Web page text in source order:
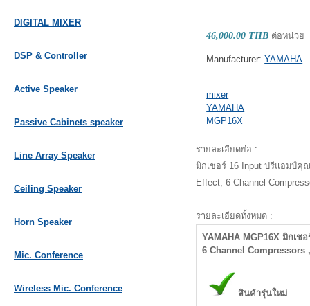
DIGITAL MIXER
DSP & Controller
Active Speaker
Passive Cabinets speaker
Line Array Speaker
Ceiling Speaker
Horn Speaker
Mic. Conference
Wireless Mic. Conference
46,000.00 THB ต่อหน่วย
Manufacturer:YAMAHA
mixer
YAMAHA
MGP16X
รายละเอียดย่อ :
มิกเชอร์ 16 Input ปรีแอมป์คุ
Effect, 6 Channel
รายละเอียดทั้งหมด :
YAMAHA MGP16X มิกเ
6 Channel Compressors
สินค้ารุ่นใหม่